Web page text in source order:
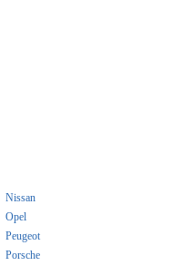
Nissan
Opel
Peugeot
Porsche